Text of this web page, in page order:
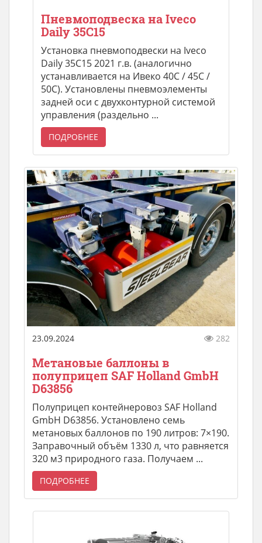
Пневмоподвеска на Iveco
Daily 35C15
Установка пневмоподвески на Iveco
Daily 35C15 2021 г.в. (аналогично
устанавливается на Ивеко 40С / 45С /
50C). Установлены пневмоэлементы
задней оси с двухконтурной системой
управления (раздельно ...
ПОДРОБНЕЕ
23.09.2024 282
Метановые баллоны в
полуприцеп SAF Holland GmbH
D63856
Полуприцеп контейнеровоз SAF Holland
GmbH D63856. Установлено семь
метановых баллонов по 190 литров: 7×190.
Заправочный объём 1330 л, что равняется
320 м3 природного газа. Получаем ...
ПОДРОБНЕЕ